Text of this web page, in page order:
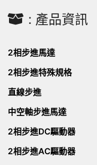
: 產品資訊
2相步進馬達
2相步進特殊規格
直線步進
中空軸步進馬達
2相步進DC驅動器
2相步進AC驅動器